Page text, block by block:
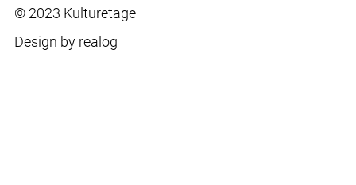
© 2023 Kulturetage
Design by realog